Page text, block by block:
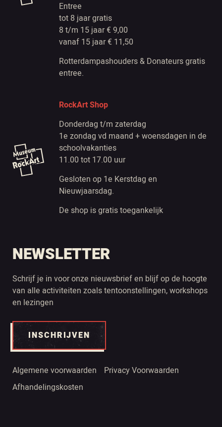
Entree
tot 8 jaar gratis
8 t/m 15 jaar € 9,00
vanaf 15 jaar € 11,50
Rotterdampashouders & Donateurs gratis
entree.
RockArt Shop
Donderdag t/m zaterdag
1e zondag vd maand + woensdagen in de
schoolvakanties
11.00 tot 17.00 uur
Gesloten op 1e Kerstdag en
Nieuwjaarsdag.
De shop is gratis toegankelijk
NEWSLETTER
Schrijf je in voor onze nieuwsbrief en blijf op de hoogte
van alle activiteiten zoals tentoonstellingen, workshops
en lezingen
INSCHRIJVEN
Algemene voorwaarden
Privacy Voorwaarden
Afhandelingskosten